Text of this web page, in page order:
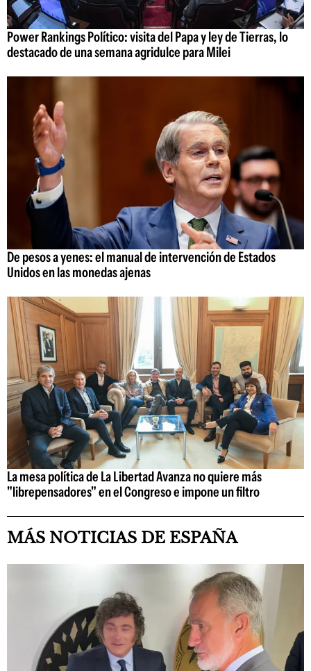
Power Rankings Político: visita del Papa y ley de Tierras, lo
destacado de una semana agridulce para Milei
De pesos a yenes: el manual de intervención de Estados
Unidos en las monedas ajenas
La mesa política de La Libertad Avanza no quiere más
"librepensadores" en el Congreso e impone un filtro
MÁS NOTICIAS DE ESPAÑA